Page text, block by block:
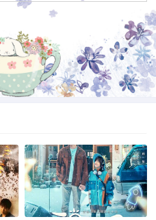
下一篇
2021年 月老 [金像奖最佳亚洲电影提名 柯震东等主演]